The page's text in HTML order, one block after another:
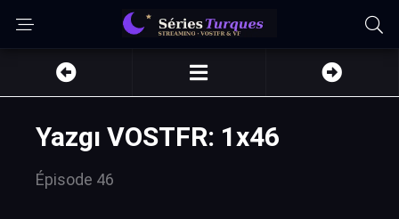
Yazgı VOSTFR: 1x46
Épisode 46